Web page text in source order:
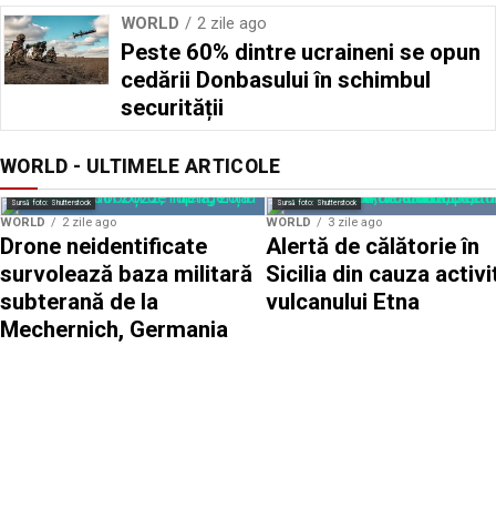
WORLD 2 zile ago
Peste 60% dintre ucraineni se opun
cedării Donbasului în schimbul
securității
WORLD - ULTIMELE ARTICOLE
Sursă foto: Shutterstock
WORLD 2 zile ago
Drone neidentificate
survolează baza militară
subterană de la
Mechernich, Germania
Sursă foto: Shutterstock
WORLD 3 zile ago
Alertă de călătorie în
Sicilia din cauza
vulcanului Etna